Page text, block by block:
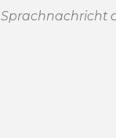
Sprachnachricht